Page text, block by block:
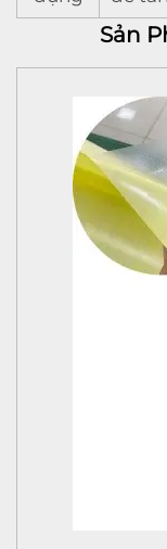
Sản